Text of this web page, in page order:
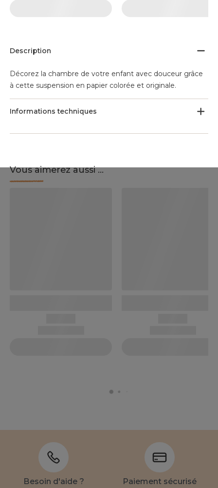
Description
Décorez la chambre de votre enfant avec douceur grâce
à cette suspension en papier colorée et originale.
Informations techniques
Vous aimerez aussi ...
Besoin d'aide ?
Paiement sécurisé